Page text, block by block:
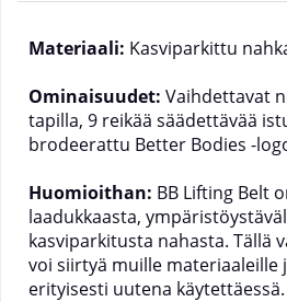
Materiaali: Kasviparkittu
Ominaisuudet: Vaihdettavat
tapilla, 9 reikää säädettävää
brodeerattu Better Bodies -
Huomioithan: BB Lifting Belt
laadukkaasta,
kasviparkitusta nahasta. Tällä
voi siirtyä muille materiaaleille
erityisesti uutena käytettäessä.